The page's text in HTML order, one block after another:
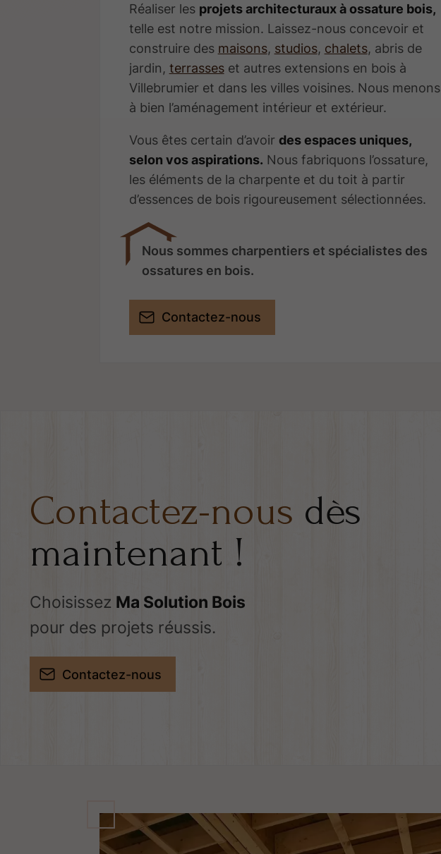
Réaliser les projets architecturaux à ossature bois,
telle est notre mission. Laissez-nous concevoir et
construire des maisons, studios, chalets, abris de
jardin, terrasseset autres extensions en bois à
Villebrumier et dans les villes voisines. Nous menons
à bien l’aménagement intérieur et extérieur.
Vous êtes certain d’avoir des espaces uniques,
selon vos aspirations. Nous fabriquons l’ossature,
les éléments de la charpente et du toit à partir
d’essences de bois rigoureusement sélectionnées.
Nous sommes charpentiers et spécialistes des
ossatures en bois.
Contactez-nous
Contactez-nous dès
maintenant !
Choisissez Ma Solution Bois
pour des projets réussis.
Contactez-nous